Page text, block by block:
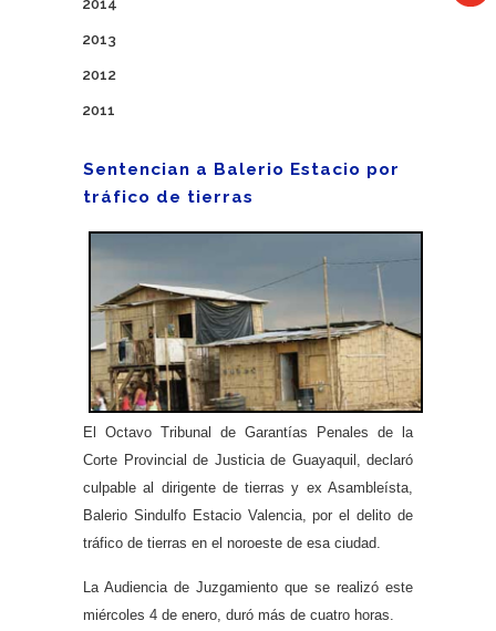
2014
2013
2012
2011
Sentencian a Balerio Estacio por
tráfico de tierras
El Octavo Tribunal de Garantías Penales de la
Corte Provincial de Justicia de Guayaquil, declaró
culpable al dirigente de tierras y ex Asambleísta,
Balerio Sindulfo Estacio Valencia, por el delito de
tráfico de tierras en el noroeste de esa ciudad.
La Audiencia de Juzgamiento que se realizó este
miércoles 4 de enero, duró más de cuatro horas.